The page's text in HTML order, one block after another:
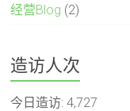
经营Blog (2)
造访人次
今日造访:4,727